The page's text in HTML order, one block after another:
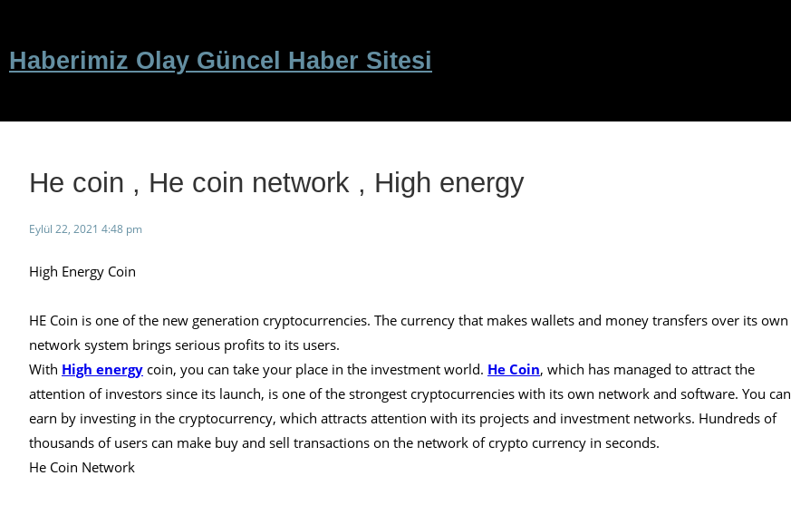
Haberimiz Olay Güncel Haber Sitesi
He coin , He coin network , High energy
Eylül 22, 2021 4:48 pm
High Energy Coin
HE Coin is one of the new generation cryptocurrencies. The currency that makes wallets and money transfers over its own
network system brings serious profits to its users.
With High energy coin, you can take your place in the investment world. He Coin, which has managed to attract the
attention of investors since its launch, is one of the strongest cryptocurrencies with its own network and software. You can
earn by investing in the cryptocurrency, which attracts attention with its projects and investment networks. Hundreds of
thousands of users can make buy and sell transactions on the network of crypto currency in seconds.
He Coin Network